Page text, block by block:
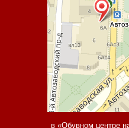
в «Обувном центре